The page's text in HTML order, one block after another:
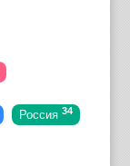
Россия 34